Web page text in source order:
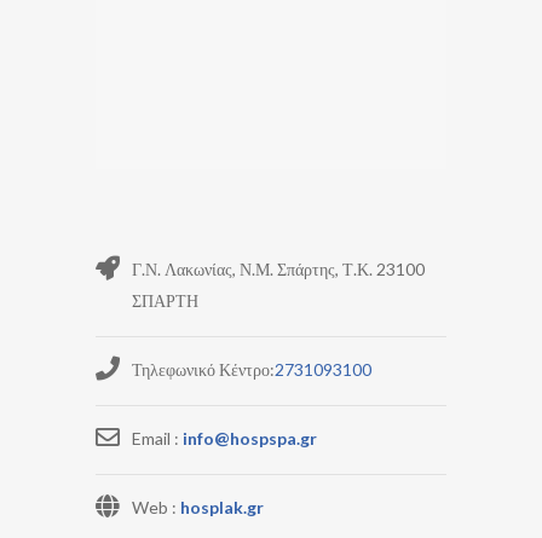
Γ.Ν. Λακωνίας, Ν.Μ. Σπάρτης, Τ.Κ. 23100
ΣΠΑΡΤΗ
Τηλεφωνικό Κέντρο:2731093100
Email : info@hospspa.gr
Web : hosplak.gr